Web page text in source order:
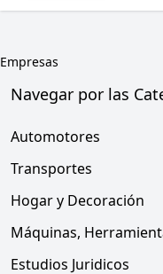
Empresas
Navegar por las
Automotores
Transportes
Hogar y Decoración
Máquinas,
Estudios Juridicos